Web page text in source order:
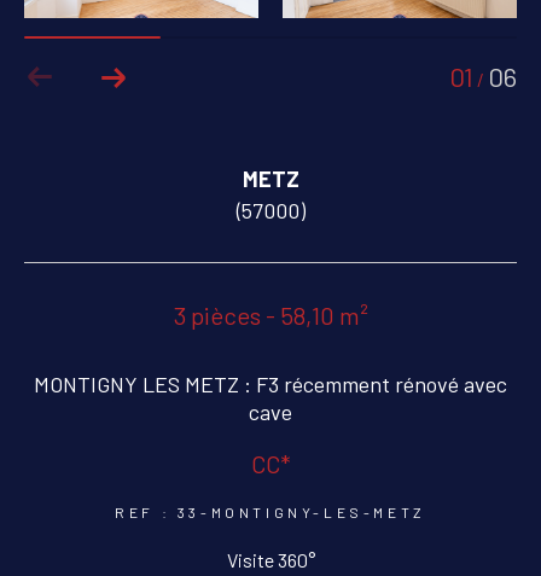
01 / 06
METZ
(57000)
3 pièces - 58,10 m²
MONTIGNY LES METZ : F3 récemment rénové avec
cave
CC*
REF : 33-MONTIGNY-LES-METZ
Visite 360°
FILTRER PAR
NOUVEAUTÉS